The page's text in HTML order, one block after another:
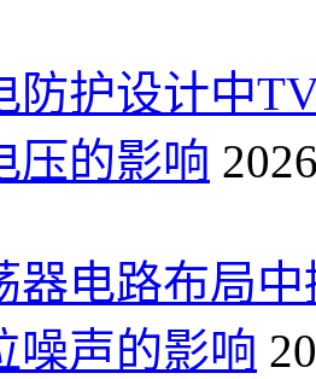
防护设计中
压的影响
器电路布局
噪声的影响